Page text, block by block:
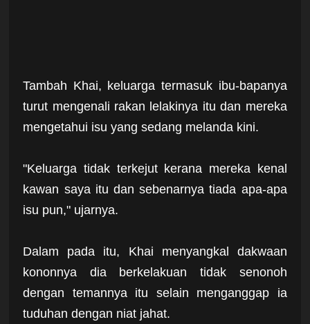
Tambah Khai, keluarga termasuk ibu-bapanya
turut mengenali rakan lelakinya itu dan mereka
mengetahui isu yang sedang melanda kini.
"Keluarga tidak terkejut kerana mereka kenal
kawan saya itu dan sebenarnya tiada apa-apa
isu pun," ujarnya.
Dalam pada itu, Khai menyangkal dakwaan
kononnya dia berkelakuan tidak senonoh
dengan temannya itu selain menganggap ia
tuduhan dengan niat jahat.